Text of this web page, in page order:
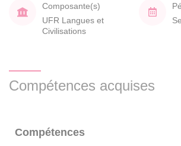
Composante(s)
UFR Langues et
Civilisations
Compétences acquises
Compétences